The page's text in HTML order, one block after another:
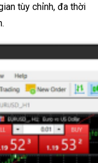
tùy chỉnh, đa thời